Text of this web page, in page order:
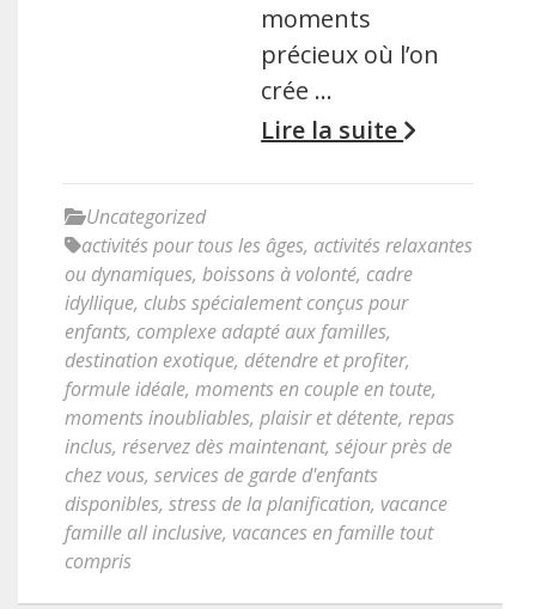
moments
précieux où l’on
crée …
Lire la suite
Uncategorized
activités pour tous les âges, activités relaxantes
ou dynamiques, boissons à volonté, cadre
idyllique, clubs spécialement conçus pour
enfants, complexe adapté aux familles,
destination exotique, détendre et profiter,
formule idéale, moments en couple en toute,
moments inoubliables, plaisir et détente, repas
inclus, réservez dès maintenant, séjour près de
chez vous, services de garde d'enfants
disponibles, stress de la planification, vacance
famille all inclusive, vacances en famille tout
compris